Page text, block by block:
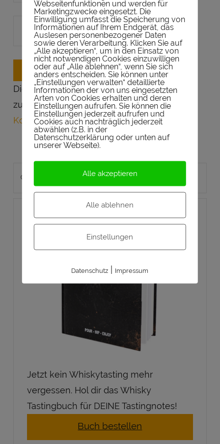
Diese Seite verwendet Akismet, um Spam
zu reduzieren.Erfahre, wie deine
Kommentardaten verarbeitet werden.
Jetzt kein Whiskytasting mehr
vergessen. Hol dir das Whisky
Tastingbuch für DEINE Tastingnotes!
Buch bestellen
Webseitenfunktionen und werden für
Marketingzwecke eingesetzt. Die
Einwilligung umfasst die Speicherung von
Informationen auf Ihrem Endgerät, das
Auslesen personenbezogener Daten
sowie deren Verarbeitung. Klicken Sie auf
„Alle akzeptieren“, um in den Einsatz von
nicht notwendigen Cookies einzuwilligen
oder auf „Alle ablehnen“, wenn Sie sich
anders entscheiden. Sie können unter
„Einstellungen verwalten“ detaillierte
Informationen der von uns eingesetzten
Arten von Cookies erhalten und deren
Einstellungen aufrufen. Sie können die
Einstellungen jederzeit aufrufen und
Cookies auch nachträglich jederzeit
abwählen (z.B. in der
Datenschutzerklärung oder unten auf
unserer Webseite).
Alle akzeptieren
Alle ablehnen
Einstellungen
Datenschutz Impressum